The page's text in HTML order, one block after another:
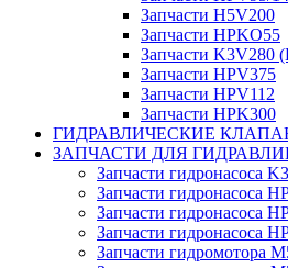
Запчасти H5V200
Запчасти HPKO55
Запчасти K3V280
Запчасти HPV375
Запчасти HPV112
Запчасти HPK300
ГИДРАВЛИЧЕСКИЕ
ЗАПЧАСТИ ДЛЯ
Запчасти гидронасоса
Запчасти гидронасоса
Запчасти гидронасоса
Запчасти гидронасоса
Запчасти гидромотора